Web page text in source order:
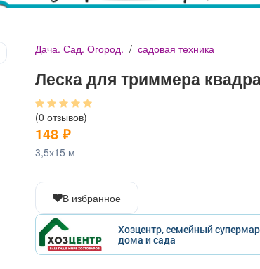
Дача. Сад. Огород. / садовая техника
Леска для триммера
(0 отзывов)
148₽
3,5х15 м
В избранное
Хозцентр, семейный
дома и сада